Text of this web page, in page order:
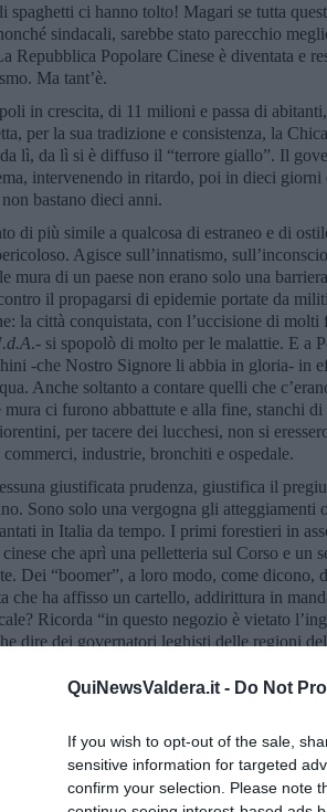
QuiNewsValdera.it - Do Not
If you wish to opt-out of the sale,
sensitive information for targeted
confirm your selection. Please note
spaghetti ci hanno tolto! Magari se tutta
sindacali, sarebbe stato parecchio
Repubblica Popolare Cinese è diventata e
Ma tant’è.
in crescita, di 11 milioni e passa di
per la sua tradizione e consistenza, la
lì, da lì si è diffuso il “terrore giallo”. Il
intervenendo in ritardo, poi in dieci giorni
bastano dieci anni.
di più simile a qualcosa di estraneo e di
Agisce sull’innatismo,
mura di un paese non erano solo una
il propagarsi di epidemie portate da
la città conquistata, con l’uccisione di molti
.- si spopolò di molto per le malattie. E a
-che Nostro Signore li abbia in gloria- in
Anche soltanto a contare quelli che
mura ci furono abbattute e alla fine, stanchi
per tacere dei lucchesi, non si
industrie, bronchiti e ospedale.
giustificata prudenza, giustifica il
Sono solo una vergogna gli
in Italia da tempo. I primi forestieri in
che aprì una pelletteria sul Corso e un
Dei “boomer”, a loro modo, come dicono,
che ha affisso un cartello, addirittura in
Ricorda “in questo negozio è vietato
dire dei governatori leghisti delle regioni
cinesi siano momentaneamente allontanati
memoria, non c’hanno insegnato niente.
e sottovalutazione, ma la SARS,
qualche anno fa sembrava la nuova peste
Niente a paragone di malaria o di virus
al centro dell’attenzione dei media, della
se restano fra i poveri, chissenefrega. A